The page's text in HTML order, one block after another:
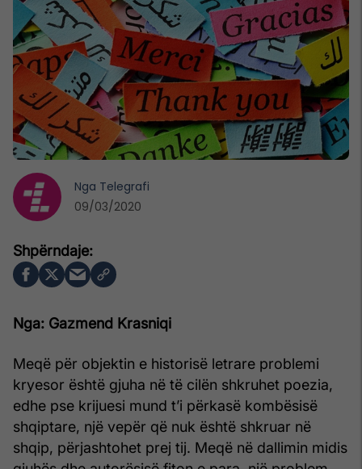
Nga: Gazmend Krasniqi
Meqë për objektin e historisë letrare problemi
kryesor është gjuha në të cilën shkruhet poezia,
edhe pse krijuesi mund t’i përkasë kombësisë
shqiptare, një vepër që nuk është shkruar në
shqip, përjashtohet prej tij. Meqë në dallimin midis
Nga Telegrafi
09/03/2020